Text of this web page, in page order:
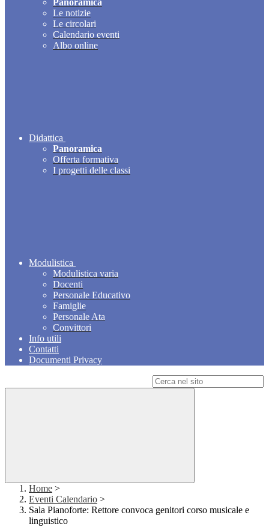
Panoramica
Le notizie
Le circolari
Calendario eventi
Albo online
Didattica
Panoramica
Offerta formativa
I progetti delle classi
Modulistica
Modulistica varia
Docenti
Personale Educativo
Famiglie
Personale Ata
Convittori
Info utili
Contatti
Documenti Privacy
Home >
Eventi Calendario >
Sala Pianoforte: Rettore convoca genitori corso musicale e
linguistico